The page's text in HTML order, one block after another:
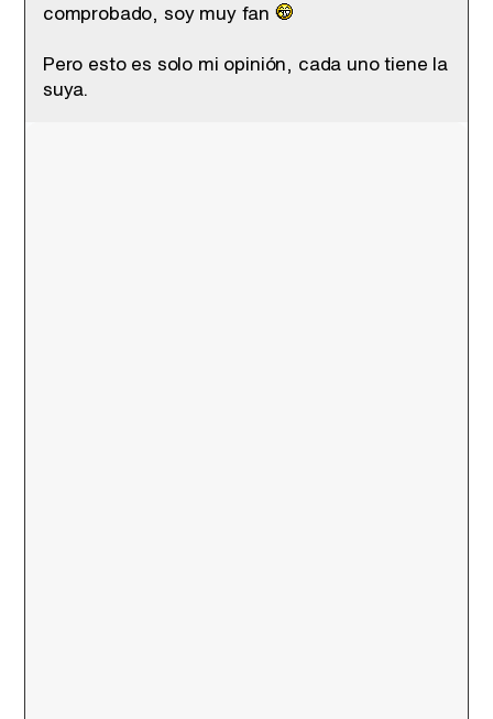
comprobado, soy muy fan
Pero esto es solo mi opinión, cada uno tiene la
suya.